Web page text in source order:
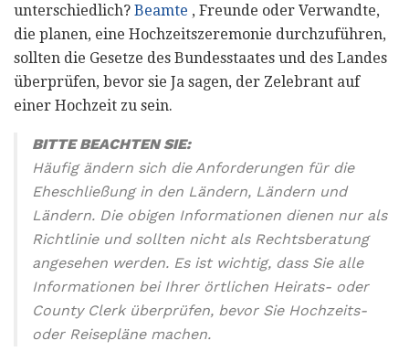
unterschiedlich? Beamte , Freunde oder Verwandte,
die planen, eine Hochzeitszeremonie durchzuführen,
sollten die Gesetze des Bundesstaates und des Landes
überprüfen, bevor sie Ja sagen, der Zelebrant auf
einer Hochzeit zu sein.
BITTE BEACHTEN SIE:
Häufig ändern sich die Anforderungen für die
Eheschließung in den Ländern, Ländern und
Ländern. Die obigen Informationen dienen nur als
Richtlinie und sollten nicht als Rechtsberatung
angesehen werden. Es ist wichtig, dass Sie alle
Informationen bei Ihrer örtlichen Heirats- oder
County Clerk überprüfen, bevor Sie Hochzeits-
oder Reisepläne machen.